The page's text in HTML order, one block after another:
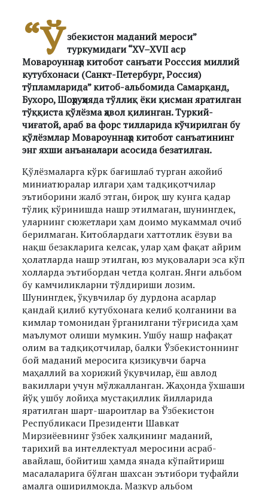
“Ў збекистон маданий мероси”
туркумидаги “XV–XVII аср
Мовароуннаҳр китобот санъати Росссия миллий
кутубхонаси (Санкт-Петербург, Россия)
тўпламларида” китоб-альбомида Самарқанд,
Бухоро, Шоҳруҳияда тўллиқ ёки қисман яратилган
тўққиста қўлёзма ҳавол қилинган. Туркий-
чиғатой, араб ва форс тилларида кўчирилган бу
қўлёзмлар Мовароуннаҳр китобот санъатининг
энг яхши анъаналари асосида безатилган.
Қўлёзмаларга кўрк бағишлаб турган ажойиб
миниатюралар илгари ҳам тадқиқотчилар
эътиборини жалб этган, бироқ шу кунга қадар
тўлиқ кўринишда нашр этилмаган, шунингдек,
уларнинг сюжетлари ҳам доимо мукаммал очиб
берилмаган. Китоблардаги хаттотлик ёзуви ва
нақш безакларига келсак, улар ҳам фақат айрим
ҳолатларда нашр этилган, юз муқовалари эса кўп
холларда эътибордан четда қолган. Янги альбом
бу камчиликларни тўлдириши лозим.
Шунингдек, ўқувчилар бу дурдона асарлар
қандай қилиб кутубхонага келиб қолганини ва
кимлар томонидан ўрганилгани тўғрисида ҳам
маълумот олиши мумкин. Ушбу нашр нафақат
олим ва тадқиқотчилар, балки Ўзбекистоннинг
бой маданий меросига қизиқувчи барча
маҳаллий ва хорижий ўқувчилар, ёш авлод
вакиллари учун мўлжалланган. Жаҳонда ўхшаши
йўқ ушбу лойиҳа мустақиллик йилларида
яратилган шарт-шароитлар ва Ўзбекистон
Республикаси Президенти Шавкат
Мирзиёевнинг ўзбек халқининг маданий,
тарихий ва интеллектуал меросини асраб-
авайлаш, бойитиш ҳамда янада кўпайтириш
масалаларига бўлган шахсан эътибори туфайли
амалга оширилмоқда. Мазкур альбом